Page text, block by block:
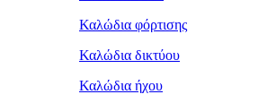
Καλώδια φόρτισης
Καλώδια δικτύου
Καλώδια ήχου